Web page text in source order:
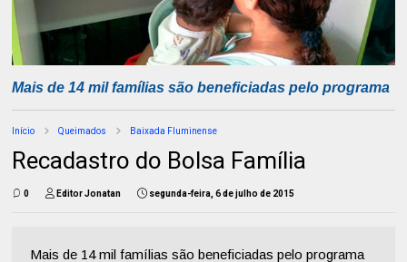
Mais de 14 mil famílias são beneficiadas pelo programa
Início Queimados Baixada Fluminense
Recadastro do Bolsa Família
0 Editor Jonatan segunda-feira, 6 de julho de 2015
Mais de 14 mil famílias são beneficiadas pelo programa